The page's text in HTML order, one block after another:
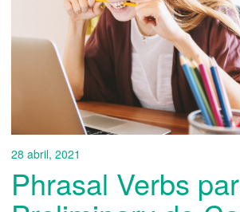
28 abril, 2021
Phrasal Verbs